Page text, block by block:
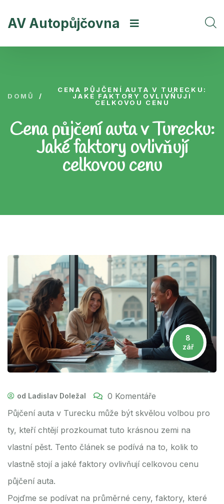
AV Autopůjčovna
DOMŮ /
CENA PŮJČENÍ AUTA V TURECKU:
JAKÉ FAKTORY OVLIVŇUJÍ
CELKOVOU CENU
Cena půjčení auta v Turecku:
Jaké faktory ovlivňují
celkovou cenu
8
zář
od Ladislav Doležal
0 Komentáře
Půjčení auta v Turecku může být skvělou volbou pro
ty, kteří chtějí prozkoumat tuto krásnou zemi na
vlastní pěst. Tento článek se podívá na to, kolik to
vlastně stojí a jaké faktory ovlivňují celkovou cenu
půjčení auta.
Pojďme se podívat na průměrné ceny, faktory, které